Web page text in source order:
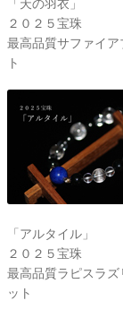
２０２５宝珠
最高品質サファイア
ト
「アルタイル」
２０２５宝珠
最高品質ラピスラズ
ット